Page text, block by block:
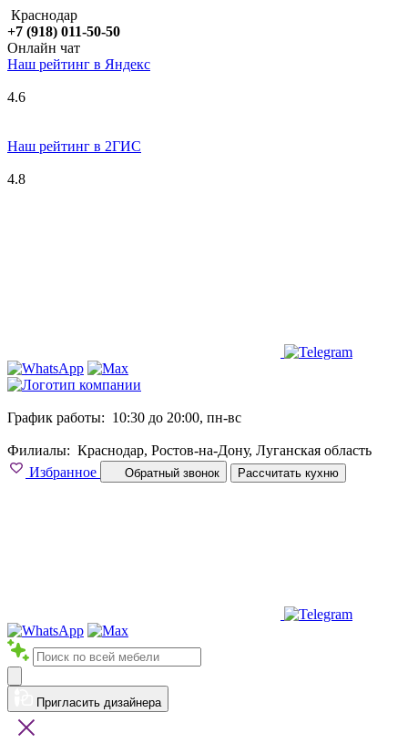
Краснодар
+7 (918) 011-50-50
Онлайн чат
Наш рейтинг в Яндекс
4.6
Наш рейтинг в 2ГИС
4.8
График работы: 10:30 до 20:00, пн-вс
Филиалы: Краснодар, Ростов-на-Дону, Луганская область
Избранное
Обратный звонок Рассчитать кухню
Пригласить дизайнера